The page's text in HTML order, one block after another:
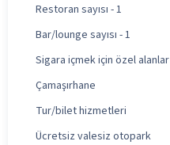
Restoran sayısı - 1
Bar/lounge sayısı - 1
Sigara içmek için özel alanlar
Çamaşırhane
Tur/bilet hizmetleri
Ücretsiz valesiz otopark